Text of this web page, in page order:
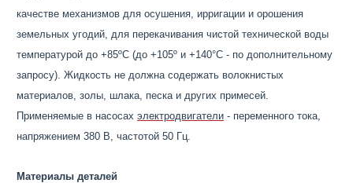
качестве механизмов для осушения, ирригации и орошения
земельных угодий, для перекачивания чистой технической воды
температурой до +85ºС (до +105º и +140°С - по дополнительному
запросу). Жидкость не должна содержать волокнистых
материалов, золы, шлака, песка и других примесей.
Применяемые в насосах электродвигатели- переменного тока,
напряжением 380 В, частотой 50 Гц.
Материалы деталей